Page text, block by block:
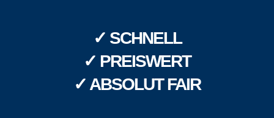
✓ SCHNELL
✓ PREISWERT
✓ ABSOLUT FAIR